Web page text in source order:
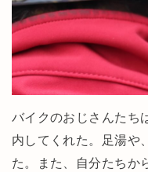
バイクのおじさんたち
内してくれた。足湯や
た。また、自分たちか